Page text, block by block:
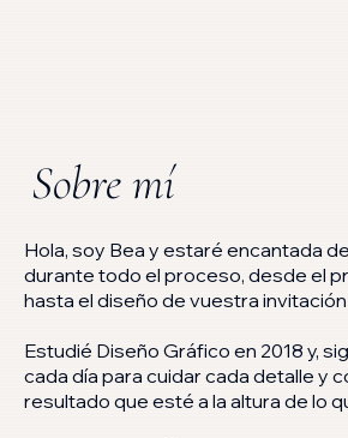
Sobre mí
Hola, soy Bea y estaré encantada
durante todo el proceso, desde el
hasta el diseño de vuestra
Estudié Diseño Gráfico en 2018 y,
cada día para cuidar cada detalle y
resultado que esté a la altura de lo